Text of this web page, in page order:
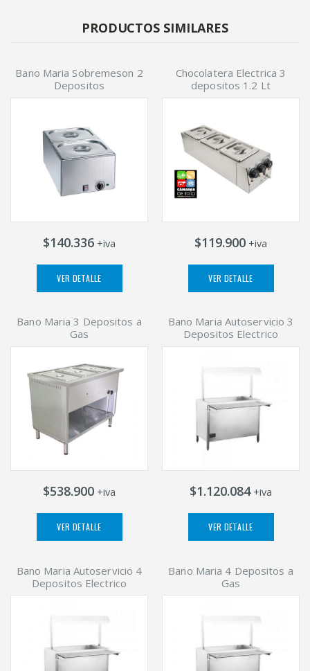
PRODUCTOS SIMILARES
Bano Maria Sobremeson 2
Depositos
$140.336 +iva
VER DETALLE
Chocolatera Electrica 3
depositos 1.2 Lt
$119.900 +iva
VER DETALLE
Bano Maria 3 Depositos a
Gas
$538.900 +iva
VER DETALLE
Bano Maria Autoservicio 3
Depositos Electrico
$1.120.084+iva
VER DETALLE
Bano Maria Autoservicio 4
Depositos Electrico
Bano Maria 4 Depositos a
Gas